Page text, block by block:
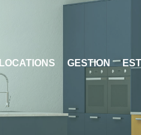
LOCATIONS GESTION